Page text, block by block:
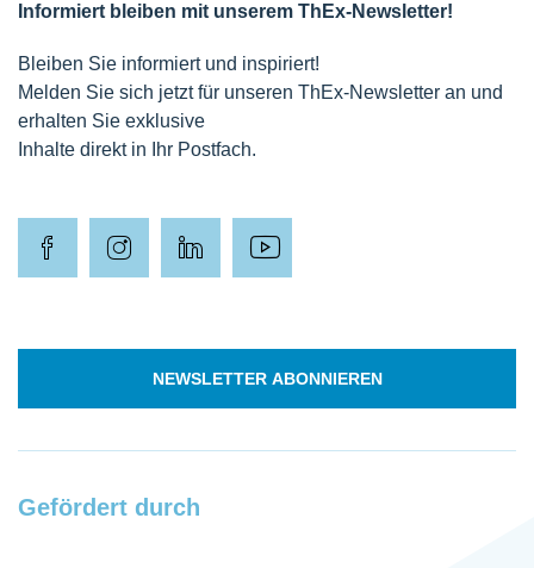
Informiert bleiben mit unserem ThEx-Newsletter!
Bleiben Sie informiert und inspiriert!
Melden Sie sich jetzt für unseren ThEx-Newsletter an und
erhalten Sie exklusive
Inhalte direkt in Ihr Postfach.
NEWSLETTER ABONNIEREN
Gefördert durch